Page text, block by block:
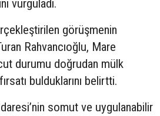
vurguladı.
görüşmenin
Rahvancıoğlu, Mare
durumu doğrudan mülk
bulduklarını belirtti.
somut ve uygulanabilir